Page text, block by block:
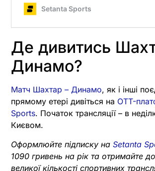
Де дивитись
Динамо?
Матч Шахтар – Динамо, як і інші
прямому етері дивіться на OTT-
Sports. Початок трансляції – в
Києвом.
Оформлюйте підписку на Setanta
1090 гривень на рік та отримайте
великої кількості спортивних